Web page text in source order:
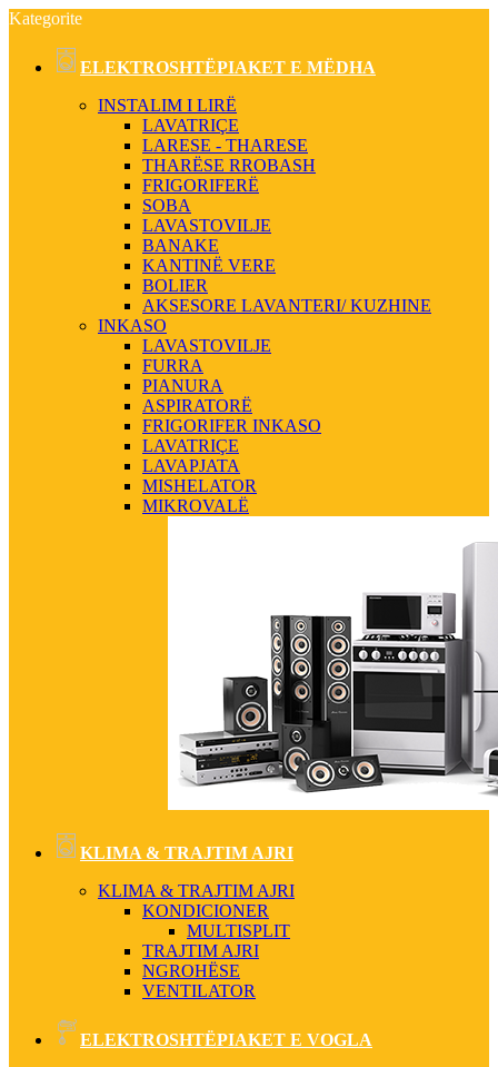
Kategorite
ELEKTROSHTËPIAKET E MËDHA
INSTALIM I LIRË
LAVATRIÇE
LARESE - THARESE
THARËSE RROBASH
FRIGORIFERË
SOBA
LAVASTOVILJE
BANAKE
KANTINË VERE
BOLIER
AKSESORE LAVANTERI/ KUZHINE
INKASO
LAVASTOVILJE
FURRA
PIANURA
ASPIRATORË
FRIGORIFER INKASO
LAVATRIÇE
LAVAPJATA
MISHELATOR
MIKROVALË
KLIMA & TRAJTIM AJRI
KLIMA & TRAJTIM AJRI
KONDICIONER
MULTISPLIT
TRAJTIM AJRI
NGROHËSE
VENTILATOR
ELEKTROSHTËPIAKET E VOGLA